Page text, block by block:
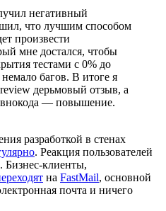
негативный
что лучшим способом
произвести
мне достался, чтобы
тестами с 0% до
багов. В итоге я
дерьмовый отзыв, а
— повышение.
разработкой в стенах
. Реакция пользователей
Бизнес-клиенты,
на FastMail, основной
почта и ничего